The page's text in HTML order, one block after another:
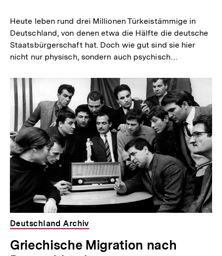
Heute leben rund drei Millionen Türkeistämmige in
Deutschland, von denen etwa die Hälfte die deutsche
Staatsbürgerschaft hat. Doch wie gut sind sie hier
nicht nur physisch, sondern auch psychisch…
Deutschland Archiv
Griechische Migration nach